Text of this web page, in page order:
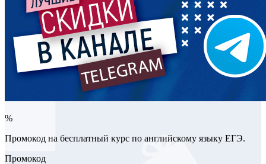
%
Промокод на бесплатный курс по английскому языку ЕГЭ.
Промокод